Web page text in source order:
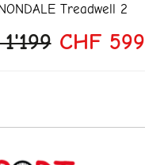
Treadwell 2
CHF599